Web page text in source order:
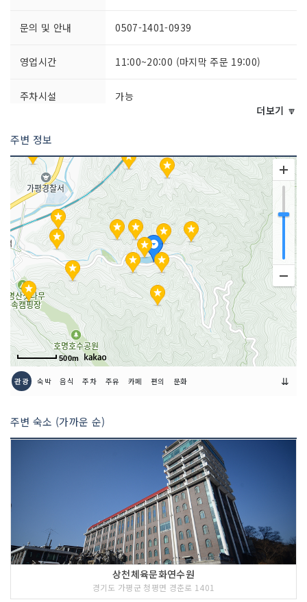
문의 및 안내 0507-1401-0939
영업시간 11:00~20:00 (마지막 주문 19:00)
주차시설 가능
취급 메뉴
실속 바비큐 / 목살 / 삼겹살 / 새우 / 된
장찌개 등
인허가번호 20080377018
더보기 🔽
주변 정보
500m
관광 숙박 음식 주차 주유 카페 편의 문화 ⇊
주변 숙소 (가까운 순)
상천체육문화연수원
경기도 가평군 청평면 경춘로 1401